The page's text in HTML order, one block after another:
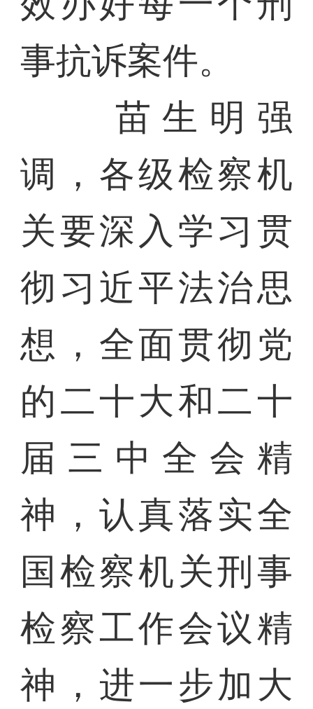
事抗诉案件。
苗生明强
调，各级检察机
关要深入学习贯
彻习近平法治思
想，全面贯彻党
的二十大和二十
届三中全会精
神，认真落实全
国检察机关刑事
检察工作会议精
神，进一步加大